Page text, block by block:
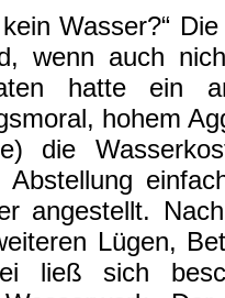
Wasser?“
wenn auch
hatte ein
hohem
die
angestellt.
Lügen,
ließ sich